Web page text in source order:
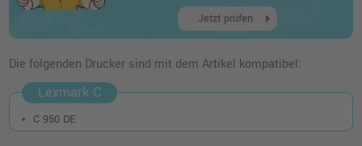
Jetzt prüfen arrow_right
Die folgenden Drucker sind mit dem Artikel kompatibel:
Lexmark C
C 950 DE